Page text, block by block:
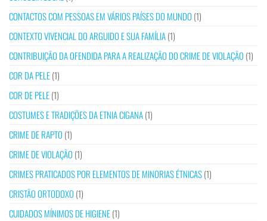
CONTACTOS COM PESSOAS EM VÁRIOS PAÍSES DO MUNDO (1)
CONTEXTO VIVENCIAL DO ARGUIDO E SUA FAMÍLIA(1)
CONTRIBUIÇÃO DA OFENDIDA PARA A REALIZAÇÃO DO CRIME DE VIOLAÇÃO (1)
COR DA PELE(1)
COR DE PELE(1)
COSTUMES E TRADIÇÕES DA ETNIA CIGANA(1)
CRIME DE RAPTO (1)
CRIME DE VIOLAÇÃO (1)
CRIMES PRATICADOS POR ELEMENTOS DE MINORIAS ÉTNICAS(1)
CRISTÃO ORTODOXO (1)
CUIDADOS MÍNIMOS DE HIGIENE(1)